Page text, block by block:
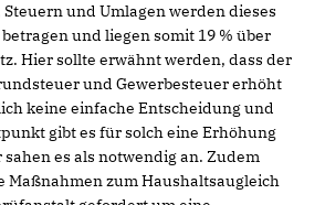
und Umlagen werden dieses
und liegen somit 19 % über
Hier sollte erwähnt werden, dass der
und Gewerbesteuer erhöht
keine einfache Entscheidung und
gibt es für solch eine Erhöhung
es als notwendig an. Zudem
zum Haushaltsaugleich